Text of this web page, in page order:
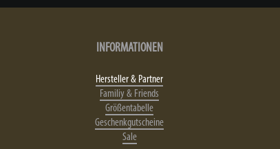
INFORMATIONEN
Hersteller & Partner
Familiy & Friends
Größentabelle
Geschenkgutscheine
Sale